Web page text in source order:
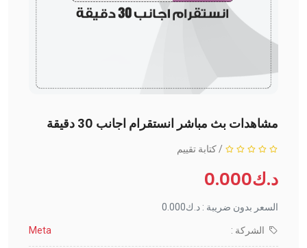
مشاهدات بث مباشر انستقرام اجانب 30 دقيقة
/كتابة تقييم
د.ك0.000
السعر بدون ضريبة : د.ك0.000
الشركة : Meta